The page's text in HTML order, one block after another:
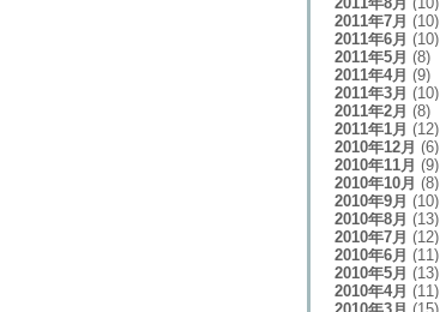
2011年7月 (10)
2011年6月 (10)
2011年5月 (8)
2011年4月 (9)
2011年3月 (10)
2011年2月 (8)
2011年1月 (12)
2010年12月 (6)
2010年11月 (9)
2010年10月 (8)
2010年9月 (10)
2010年8月 (13)
2010年7月 (12)
2010年6月 (11)
2010年5月 (13)
2010年4月 (11)